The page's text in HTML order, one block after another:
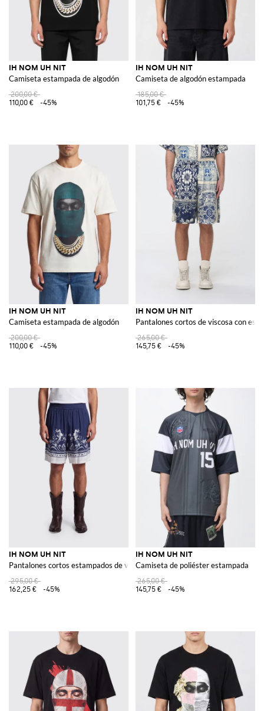
IH NOM UH NIT
Camiseta estampada de algodón
200,00 €
110,00 €
-45%
IH NOM UH NIT
Camiseta de algodón estampada
185,00 €
101,75 €
-45%
IH NOM UH NIT
Camiseta estampada de algodón
200,00 €
110,00 €
-45%
IH NOM UH NIT
Pantalones cortos de viscosa con
265,00 €
145,75 €
-45%
IH NOM UH NIT
Pantalones cortos estampados de viscosa
295,00 €
162,25 €
-45%
IH NOM UH NIT
Camiseta de poliéster estampada
265,00 €
145,75 €
-45%